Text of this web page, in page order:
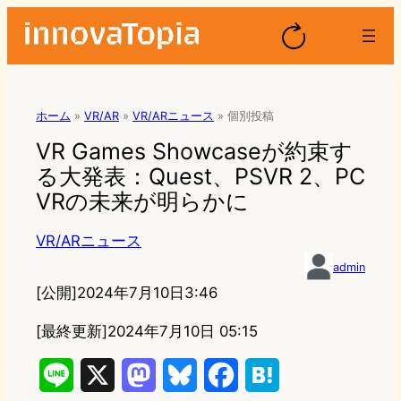
ホーム » VR/AR » VR/ARニュース » 個別投稿
VR Games Showcaseが約束す
る大発表：Quest、PSVR 2、PC
VRの未来が明らかに
VR/ARニュース
admin
[公開]2024年7月10日3:46
[最終更新]2024年7月10日 05:15